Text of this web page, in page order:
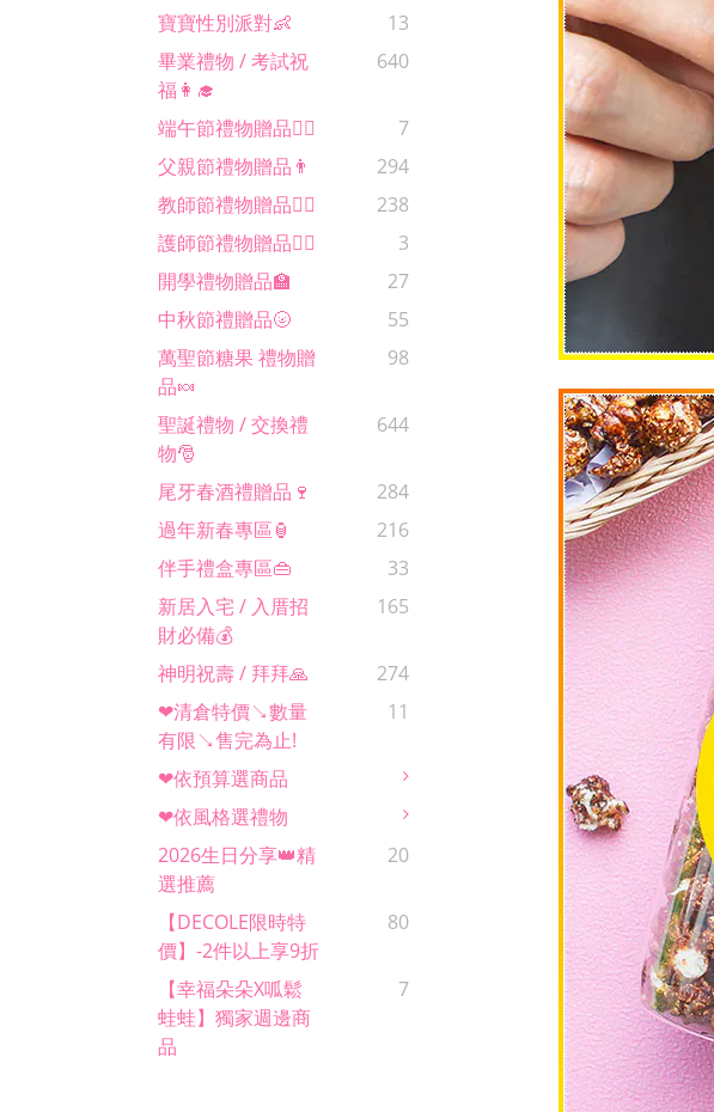
寶寶性別派對👶
13
畢業禮物 / 考試祝
福👩‍🎓
640
端午節禮物贈品🚣‍♂️
7
父親節禮物贈品👨
294
教師節禮物贈品🙋‍♀️
238
護師節禮物贈品🧑‍⚕️
3
開學禮物贈品🏫
27
中秋節禮贈品🌝
55
萬聖節糖果 禮物贈
品🍬
98
聖誕禮物 / 交換禮
物🎅
644
尾牙春酒禮贈品🍷
284
過年新春專區🏮
216
伴手禮盒專區👜
33
新居入宅 / 入厝招
財必備💰
165
神明祝壽 / 拜拜🙏
274
❤清倉特價↘數量
有限↘售完為止!
11
❤依預算選商品
❤依風格選禮物
2026生日分享👑精
選推薦
20
【DECOLE限時特
價】-2件以上享9折
80
【幸福朵朵x呱鬆
蛙蛙】獨家週邊商
品
7